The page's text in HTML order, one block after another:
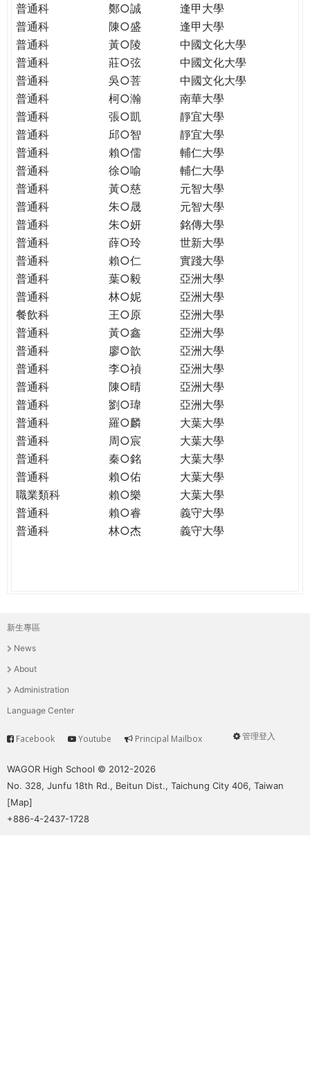
普通科
鄭○誠
逢甲大學
普通科
陳○盛
逢甲大學
普通科
黃○陵
中國文化大學
普通科
莊○弦
中國文化大學
普通科
吳○菩
中國文化大學
普通科
柯○瀚
南華大學
普通科
張○凱
靜宜大學
普通科
邱○智
靜宜大學
普通科
賴○儒
輔仁大學
普通科
徐○喻
輔仁大學
普通科
黃○慈
元智大學
普通科
朱○晟
元智大學
普通科
朱○妍
銘傳大學
普通科
薛○玲
世新大學
普通科
賴○仁
實踐大學
普通科
葉○毅
亞洲大學
普通科
林○妮
亞洲大學
餐飲科
王○原
亞洲大學
普通科
黃○鑫
亞洲大學
普通科
廖○歆
亞洲大學
普通科
李○禎
亞洲大學
普通科
陳○晴
亞洲大學
普通科
劉○瑋
亞洲大學
普通科
羅○麟
大葉大學
普通科
周○宸
大葉大學
普通科
秦○銘
大葉大學
普通科
賴○佑
大葉大學
職業類科
賴○樂
大葉大學
普通科
賴○睿
義守大學
普通科
林○杰 義守大學
主
選
單
新生專區
News
About
Administration
Language Center
User
管理登入
Service
Facebook Youtube Principal Mailbox
WAGOR High School © 2012-2026
No. 328, Junfu 18th Rd., Beitun Dist., Taichung City 406, Taiwan
[Map]
+886-4-2437-1728